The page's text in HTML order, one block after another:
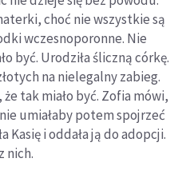
choć nie wszystkie są
wczesnoporonne. Nie
być. Urodziła śliczną córkę.
na nielegalny zabieg.
że tak miało być. Zofia mówi,
umiałaby potem spojrzeć
Kasię i oddała ją do adopcji.
nich.